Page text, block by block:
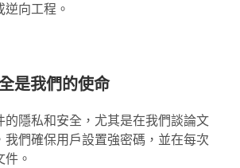
向工程。
是我們的使命
的隱私和安全，尤其是在我們談論文
我們確保用戶設置強密碼，並在每次
。